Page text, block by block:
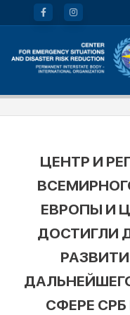
ЦЕНТР И
ЕВРОПЫ И
ДОСТИГЛИ
СФЕРЕ